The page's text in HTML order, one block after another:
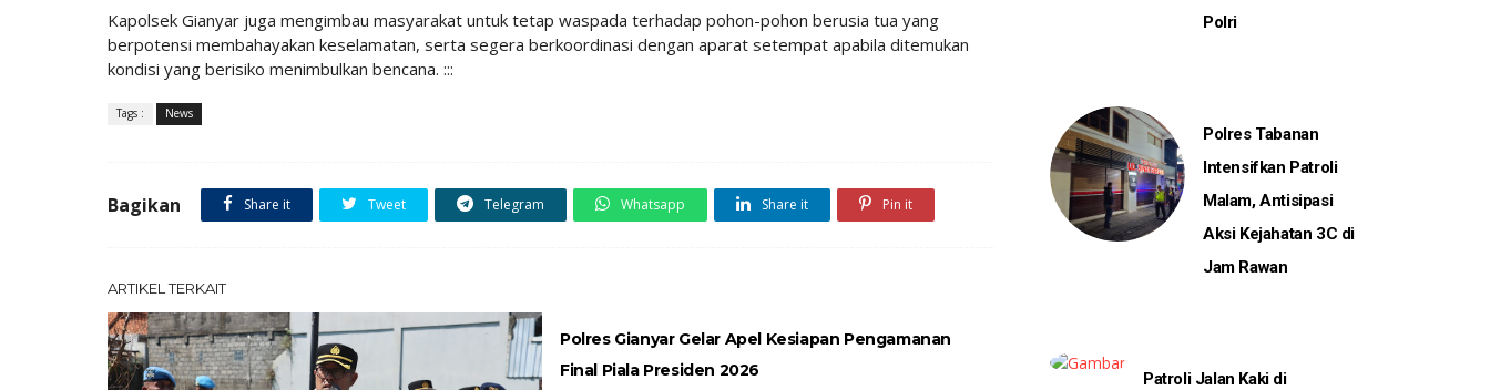
Kapolsek Gianyar juga mengimbau masyarakat untuk tetap waspada terhadap pohon-pohon berusia tua yang
berpotensi membahayakan keselamatan, serta segera berkoordinasi dengan aparat setempat apabila ditemukan
kondisi yang berisiko menimbulkan bencana. :::
Tags : News
Bagikan Share it Tweet Telegram Whatsapp Share it Pin it
ARTIKEL TERKAIT
Polres Gianyar Gelar Apel Kesiapan Pengamanan
Final Piala Presiden 2026
Polri
Polres Tabanan
Intensifkan Patroli
Malam, Antisipasi
Aksi Kejahatan 3C di
Jam Rawan
Patroli Jalan Kaki di